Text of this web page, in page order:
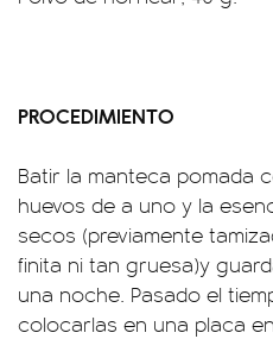
PROCEDIMIENTO
Batir la manteca pomada
huevos de a uno y la
secos (previamente
finita ni tan gruesa)y
una noche. Pasado el
colocarlas en una placa